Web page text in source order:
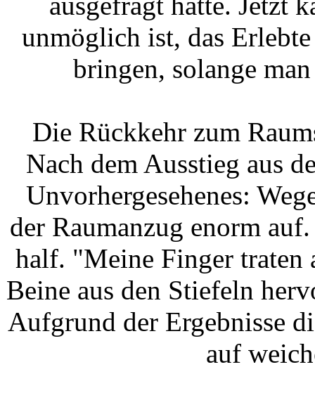
unmöglich ist, das
bringen, solange
Die Rückkehr zum
Nach dem Ausstieg aus
Unvorhergesehenes:
der Raumanzug enorm
half. "Meine Finger traten
Beine aus den Stiefeln
Aufgrund der Ergebnisse
auf